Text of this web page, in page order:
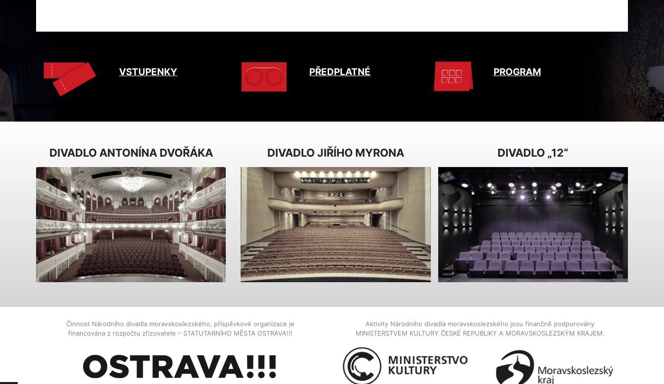
VSTUPENKY PŘEDPLATNÉ PROGRAM
DIVADLO ANTONÍNA DVOŘÁKA DIVADLO JIŘÍHO MYRONA DIVADLO „12“
Činnost Národního divadla moravskoslezského, příspěvkové organizace je
financována z rozpočtu zřizovatele – STATUTARNÍHO MĚSTA OSTRAVA!!!
Aktivity Národního divadla moravskoslezského jsou finančně podporovány
MINISTERSTVEM KULTURY ČESKÉ REPUBLIKY A MORAVSKOSLEZSKÝM KRAJEM.